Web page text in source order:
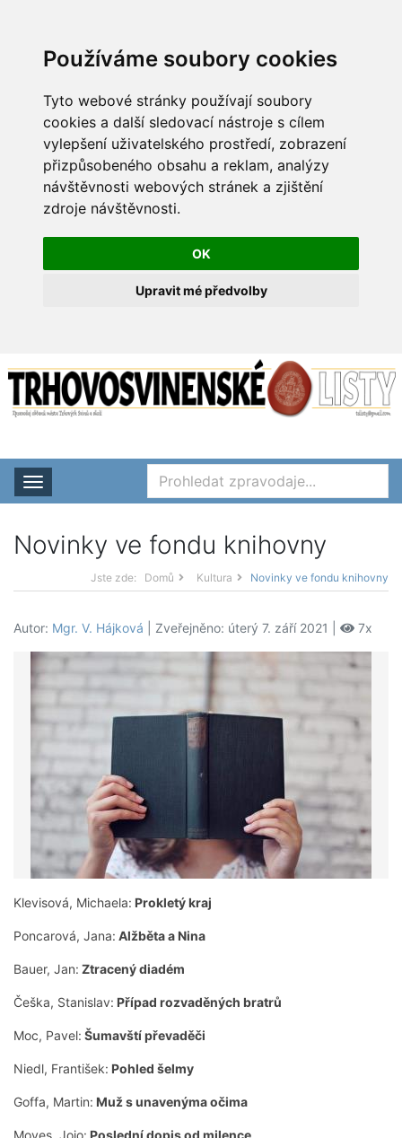
Používáme soubory cookies
Tyto webové stránky používají soubory
cookies a další sledovací nástroje s cílem
vylepšení uživatelského prostředí, zobrazení
přizpůsobeného obsahu a reklam, analýzy
návštěvnosti webových stránek a zjištění
zdroje návštěvnosti.
OK
Upravit mé předvolby
Rozbalit nabídku
Novinky ve fondu knihovny
Jste zde: Domů Kultura Novinky ve fondu knihovny
Autor: Mgr. V. Hájková | Zveřejněno: úterý 7. září 2021 | 7x
Klevisová, Michaela: Prokletý kraj
Poncarová, Jana: Alžběta a Nina
Bauer, Jan: Ztracený diadém
Češka, Stanislav: Případ rozvaděných bratrů
Moc, Pavel: Šumavští převaděči
Niedl, František: Pohled šelmy
Goffa, Martin: Muž s unavenýma očima
Moyes, Jojo: Poslední dopis od milence